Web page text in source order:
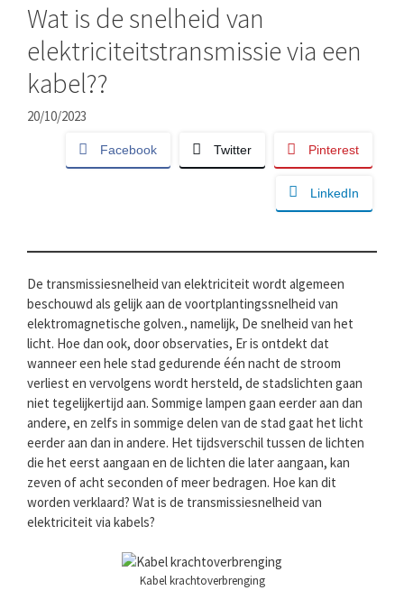
Wat is de snelheid van
elektriciteitstransmissie via een
kabel??
20/10/2023
Facebook Twitter Pinterest
LinkedIn
De transmissiesnelheid van elektriciteit wordt algemeen
beschouwd als gelijk aan de voortplantingssnelheid van
elektromagnetische golven., namelijk, De snelheid van het
licht. Hoe dan ook, door observaties, Er is ontdekt dat
wanneer een hele stad gedurende één nacht de stroom
verliest en vervolgens wordt hersteld, de stadslichten gaan
niet tegelijkertijd aan. Sommige lampen gaan eerder aan dan
andere, en zelfs in sommige delen van de stad gaat het licht
eerder aan dan in andere. Het tijdsverschil tussen de lichten
die het eerst aangaan en de lichten die later aangaan, kan
zeven of acht seconden of meer bedragen. Hoe kan dit
worden verklaard? Wat is de transmissiesnelheid van
elektriciteit via kabels?
Kabel krachtoverbrenging